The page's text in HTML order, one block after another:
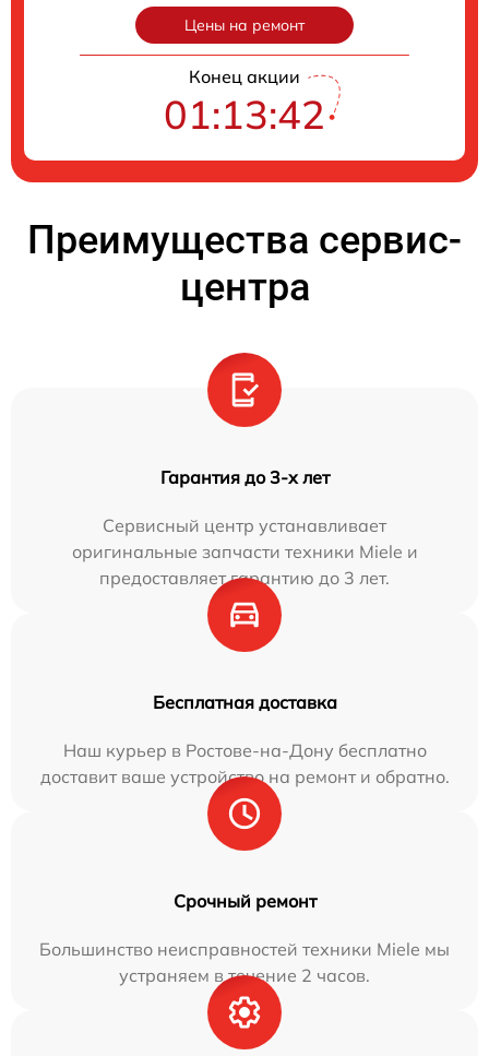
Цены на ремонт
Конец акции
01:13:41
Преимущества сервис-
центра
Гарантия до 3-х лет
Сервисный центр устанавливает
оригинальные запчасти техники Miele и
предоставляет гарантию до 3 лет.
Бесплатная доставка
Наш курьер в Ростове-на-Дону бесплатно
доставит ваше устройство на ремонт и обратно.
Срочный ремонт
Большинство неисправностей техники Miele мы
устраняем в течение 2 часов.